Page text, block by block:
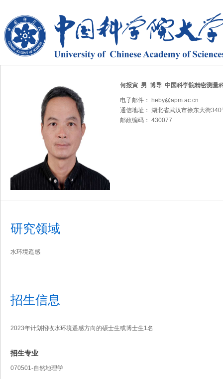
何报寅 男 博导 中国科学院精密测量
电子邮件： heby@apm.ac.cn
通信地址： 湖北省武汉市徐东大街340
邮政编码： 430077
研究领域
水环境遥感
招生信息
2023年计划招收水环境遥感方向的硕士生或博士生1名
招生专业
070501-自然地理学